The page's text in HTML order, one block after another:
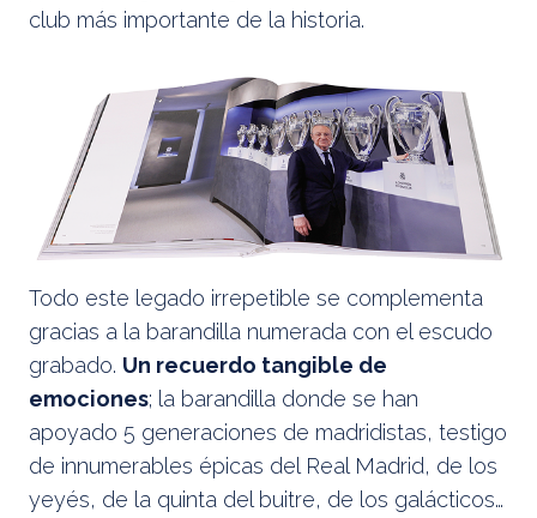
club más importante de la historia.
Todo este legado irrepetible se complementa
gracias a la barandilla numerada con el escudo
grabado. Un recuerdo tangible de
emociones; la barandilla donde se han
apoyado 5 generaciones de madridistas, testigo
de innumerables épicas del Real Madrid, de los
yeyés, de la quinta del buitre, de los galácticos…